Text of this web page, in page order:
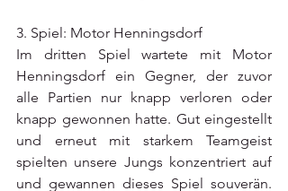
3. Spiel: Motor Henningsdorf
Im dritten Spiel wartete mit Motor
Henningsdorf ein Gegner, der zuvor
alle Partien nur knapp verloren oder
knapp gewonnen hatte. Gut eingestellt
und erneut mit starkem Teamgeist
spielten unsere Jungs konzentriert auf
und gewannen dieses Spiel souverän.